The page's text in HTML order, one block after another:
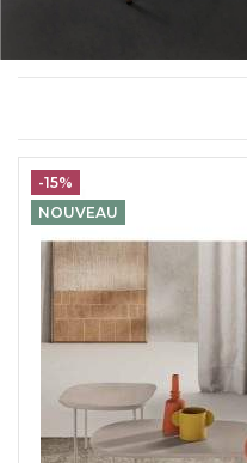
-15%
NOUVEAU